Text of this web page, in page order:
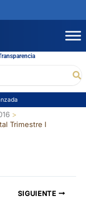
Trimestre I
SIGUIENTE